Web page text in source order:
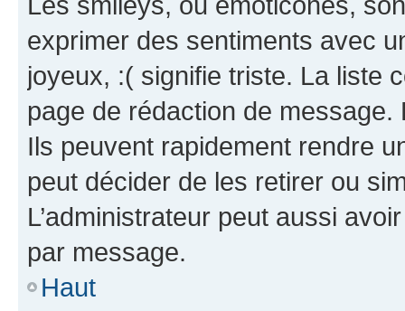
exprimer des sentiments avec
joyeux, :( signifie triste. La liste
page de rédaction de
Ils peuvent rapidement rendre
peut décider de les retirer ou
L’administrateur peut aussi
par message.
Haut